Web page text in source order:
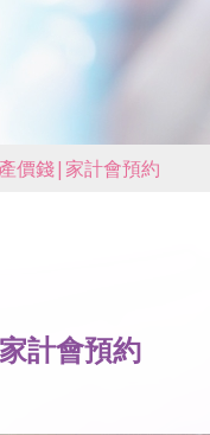
價錢|家計會預約
計會預約